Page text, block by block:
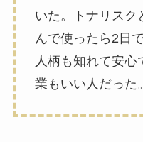
いた。トナリスク
んで使ったら2日
人柄も知れて安心
業もいい人だった。